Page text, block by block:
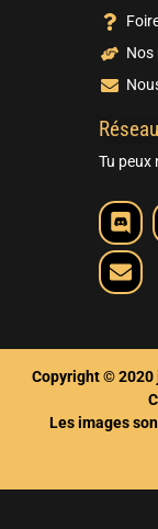
Nos
Tu peux
Copyright © 2020
Les images